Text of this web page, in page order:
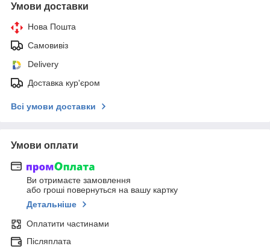
Умови доставки
Нова Пошта
Самовивіз
Delivery
Доставка кур'єром
Всі умови доставки
Умови оплати
Ви отримаєте замовлення
або гроші повернуться на вашу картку
Детальніше
Оплатити частинами
Післяплата